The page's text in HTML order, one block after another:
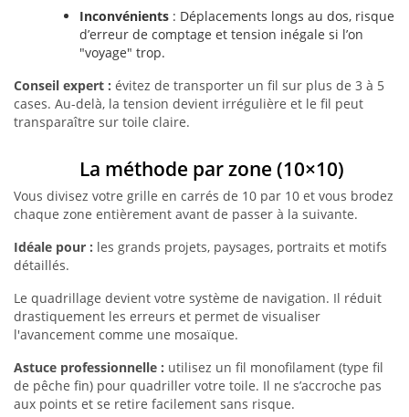
Inconvénients : Déplacements longs au dos, risque
d’erreur de comptage et tension inégale si l’on
"voyage" trop.
Conseil expert : évitez de transporter un fil sur plus de 3 à 5
cases. Au-delà, la tension devient irrégulière et le fil peut
transparaître sur toile claire.
La méthode par zone (10×10)
Vous divisez votre grille en carrés de 10 par 10 et vous brodez
chaque zone entièrement avant de passer à la suivante.
Idéale pour : les grands projets, paysages, portraits et motifs
détaillés.
Le quadrillage devient votre système de navigation. Il réduit
drastiquement les erreurs et permet de visualiser
l'avancement comme une mosaïque.
Astuce professionnelle : utilisez un fil monofilament (type fil
de pêche fin) pour quadriller votre toile. Il ne s’accroche pas
aux points et se retire facilement sans risque.